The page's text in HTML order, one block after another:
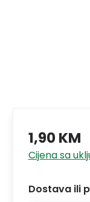
1,90 KM
Cijena sa
Dostava ili